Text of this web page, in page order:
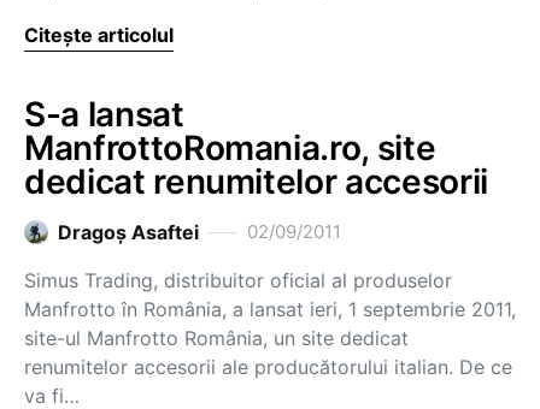
Citește articolul
S-a lansat
ManfrottoRomania.ro, site
dedicat renumitelor accesorii
Dragoş Asaftei 02/09/2011
Simus Trading, distribuitor oficial al produselor
Manfrotto în România, a lansat ieri, 1 septembrie 2011,
site-ul Manfrotto România, un site dedicat
renumitelor accesorii ale producătorului italian. De ce
va fi…